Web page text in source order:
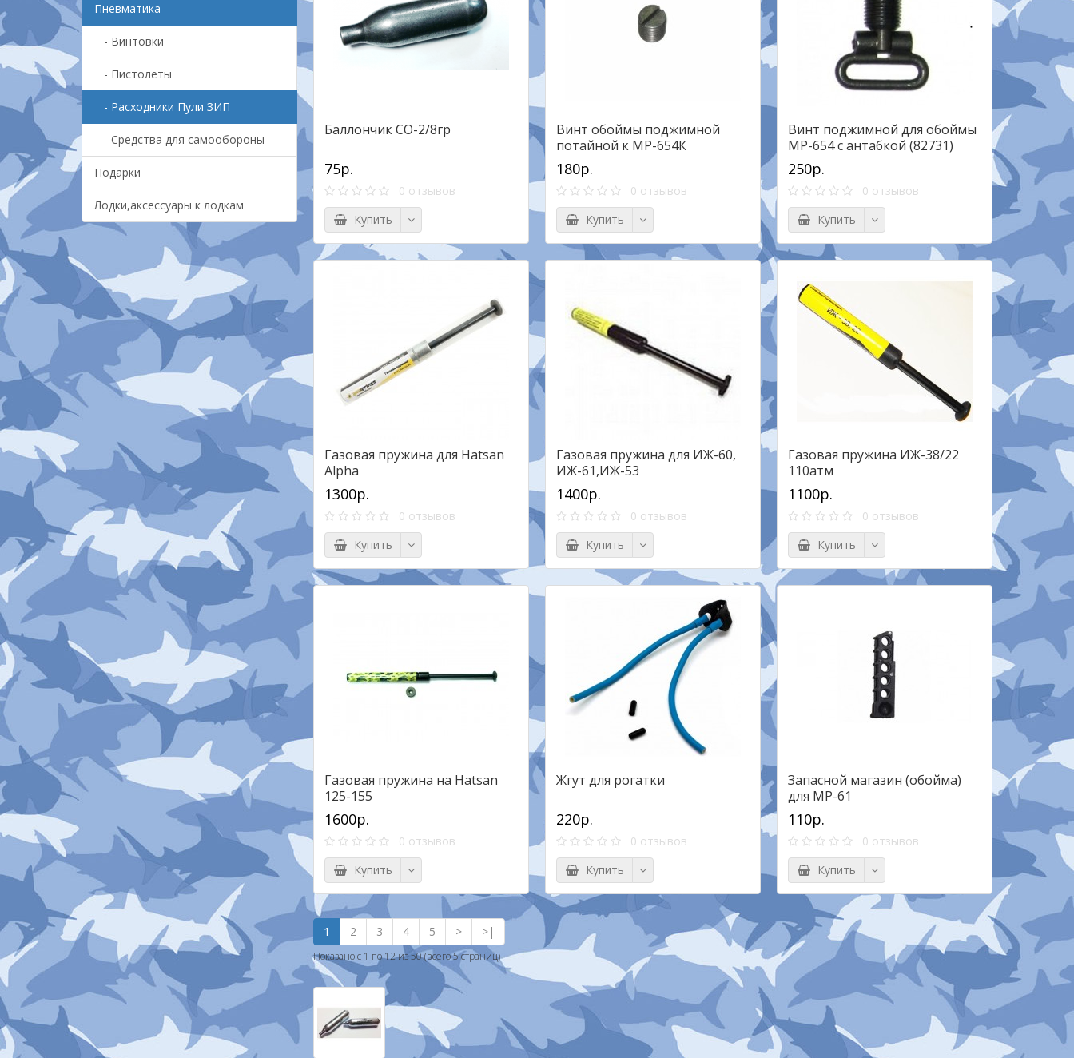
Пневматика
- Винтовки
- Пистолеты
- Расходники Пули ЗИП
- Средства для самообороны
Подарки
Лодки,аксессуары к лодкам
Баллончик СО-2/8гр
75р.
0 отзывов
Купить
Винт обоймы поджимной
потайной к МР-654К
180р.
0 отзывов
Купить
Винт поджимной для обоймы
МР-654 с антабкой (82731)
250р.
0 отзывов
Купить
Газовая пружина для Hatsan
Alpha
1300р.
0 отзывов
Купить
Газовая пружина для ИЖ-60,
ИЖ-61,ИЖ-53
1400р.
0 отзывов
Купить
Газовая пружина ИЖ-38/22
110атм
1100р.
0 отзывов
Купить
Газовая пружина на Hatsan
125-155
1600р.
0 отзывов
Купить
Жгут для рогатки
220р.
0 отзывов
Купить
Запасной магазин (обойма)
для MP-61
110р.
0 отзывов
Купить
1 2 3 4 5 > >|
Показано с 1 по 12 из 50 (всего 5 страниц)